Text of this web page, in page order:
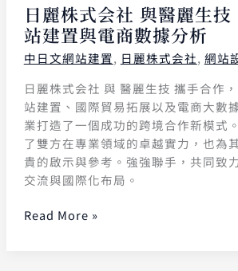
日麗株式会社 與醫麗生技
站建置與電商數據分析
中日文網站建置, 日麗株式会社, 網站
日麗株式会社 與 醫麗生技 攜手合作
站建置、國際貿易拓展以及電商大數
業打造了一個成功的跨境合作新模式
了雙方在專業領域的卓越實力，也為
貴的啟示與參考。強強聯手，共同致
交流與國際化布局。
Read More »